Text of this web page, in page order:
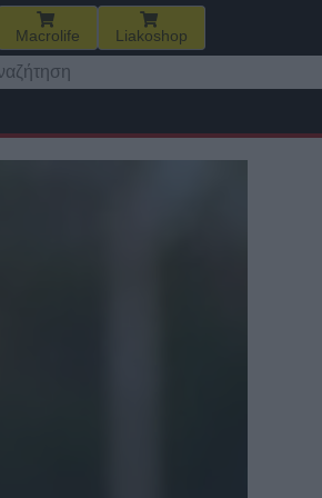
Macrolife Liakoshop
για: